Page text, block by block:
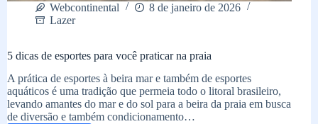
Webcontinental
8 de janeiro de 2026
Lazer
5 dicas de esportes para você praticar na praia
A prática de esportes à beira mar e também de esportes
aquáticos é uma tradição que permeia todo o litoral brasileiro,
levando amantes do mar e do sol para a beira da praia em busca
de diversão e também condicionamento…